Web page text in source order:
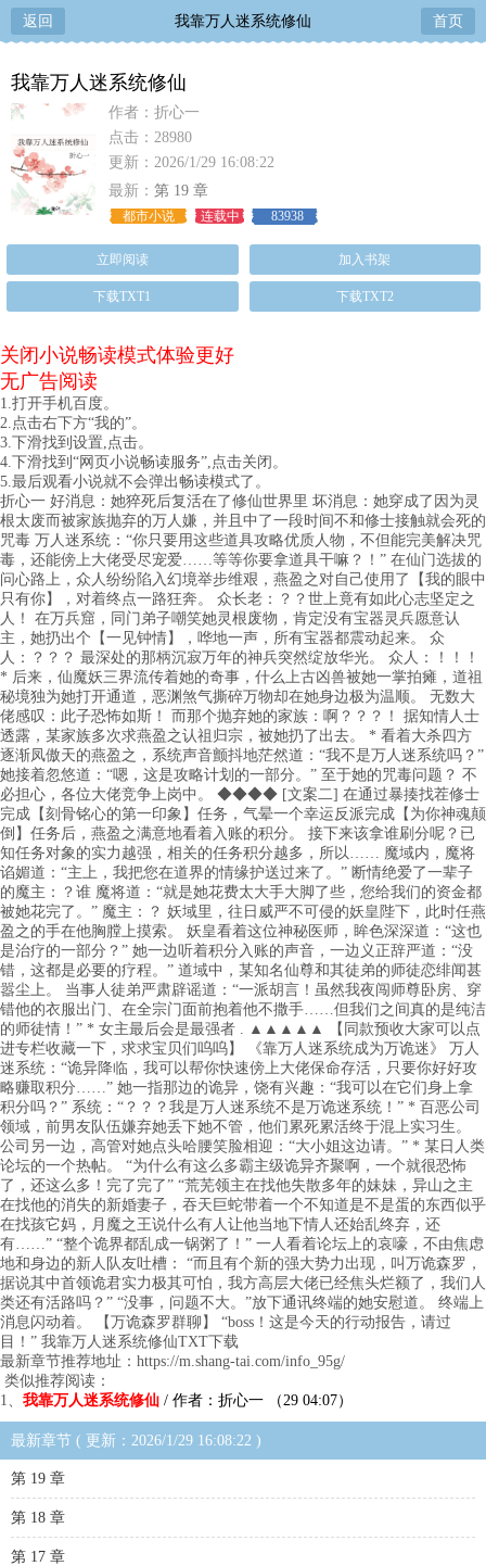
返回 我靠万人迷系统修仙 首页
我靠万人迷系统修仙
作者：折心一
点击：28980
更新：2026/1/29 16:08:22
最新： 第 19 章
都市小说 连载中 83938
立即阅读 加入书架
下载TXT1 下载TXT2
关闭小说畅读模式体验更好
无广告阅读
1.打开手机百度。
2.点击右下方“我的”。
3.下滑找到设置,点击。
4.下滑找到“网页小说畅读服务”,点击关闭。
5.最后观看小说就不会弹出畅读模式了。
折心一 好消息：她猝死后复活在了修仙世界里 坏消息：她穿成了因为灵
根太废而被家族抛弃的万人嫌，并且中了一段时间不和修士接触就会死的
咒毒 万人迷系统：“你只要用这些道具攻略优质人物，不但能完美解决咒
毒，还能傍上大佬受尽宠爱……等等你要拿道具干嘛？！” 在仙门选拔的
问心路上，众人纷纷陷入幻境举步维艰，燕盈之对自己使用了【我的眼中
只有你】，对着终点一路狂奔。 众长老：？？世上竟有如此心志坚定之
人！ 在万兵窟，同门弟子嘲笑她灵根废物，肯定没有宝器灵兵愿意认
主，她扔出个【一见钟情】，哗地一声，所有宝器都震动起来。 众
人：？？？ 最深处的那柄沉寂万年的神兵突然绽放华光。 众人：！！！
* 后来，仙魔妖三界流传着她的奇事，什么上古凶兽被她一掌拍瘫，道祖
秘境独为她打开通道，恶渊煞气撕碎万物却在她身边极为温顺。 无数大
佬感叹：此子恐怖如斯！ 而那个抛弃她的家族：啊？？？！ 据知情人士
透露，某家族多次求燕盈之认祖归宗，被她扔了出去。 * 看着大杀四方
逐渐凤傲天的燕盈之，系统声音颤抖地茫然道：“我不是万人迷系统吗？”
她接着忽悠道：“嗯，这是攻略计划的一部分。” 至于她的咒毒问题？ 不
必担心，各位大佬竞争上岗中。 ◆◆◆◆ [文案二] 在通过暴揍找茬修士
完成【刻骨铭心的第一印象】任务，气晕一个幸运反派完成【为你神魂颠
倒】任务后，燕盈之满意地看着入账的积分。 接下来该拿谁刷分呢？已
知任务对象的实力越强，相关的任务积分越多，所以…… 魔域内，魔将
谄媚道：“主上，我把您在道界的情缘护送过来了。” 断情绝爱了一辈子
的魔主：？谁 魔将道：“就是她花费太大手大脚了些，您给我们的资金都
被她花完了。” 魔主：？ 妖域里，往日威严不可侵的妖皇陛下，此时任燕
盈之的手在他胸膛上摸索。 妖皇看着这位神秘医师，眸色深深道：“这也
是治疗的一部分？” 她一边听着积分入账的声音，一边义正辞严道：“没
错，这都是必要的疗程。” 道域中，某知名仙尊和其徒弟的师徒恋绯闻甚
嚣尘上。 当事人徒弟严肃辟谣道：“一派胡言！虽然我夜闯师尊卧房、穿
错他的衣服出门、在全宗门面前抱着他不撒手……但我们之间真的是纯洁
的师徒情！” * 女主最后会是最强者 . ▲▲▲▲▲ 【同款预收大家可以点
进专栏收藏一下，求求宝贝们呜呜】 《靠万人迷系统成为万诡迷》 万人
迷系统：“诡异降临，我可以帮你快速傍上大佬保命存活，只要你好好攻
略赚取积分……” 她一指那边的诡异，饶有兴趣：“我可以在它们身上拿
积分吗？” 系统：“？？？我是万人迷系统不是万诡迷系统！” * 百恶公司
领域，前男友队伍嫌弃她丢下她不管，他们累死累活终于混上实习生。
公司另一边，高管对她点头哈腰笑脸相迎：“大小姐这边请。” * 某日人类
论坛的一个热帖。 “为什么有这么多霸主级诡异齐聚啊，一个就很恐怖
了，还这么多！完了完了” “荒芜领主在找他失散多年的妹妹，异山之主
在找他的消失的新婚妻子，吞天巨蛇带着一个不知道是不是蛋的东西似乎
在找孩它妈，月魔之王说什么有人让他当地下情人还始乱终弃，还
有……” “整个诡界都乱成一锅粥了！” 一人看着论坛上的哀嚎，不由焦虑
地和身边的新人队友吐槽： “而且有个新的强大势力出现，叫万诡森罗，
据说其中首领诡君实力极其可怕，我方高层大佬已经焦头烂额了，我们人
类还有活路吗？” “没事，问题不大。”放下通讯终端的她安慰道。 终端上
消息闪动着。 【万诡森罗群聊】 “boss！这是今天的行动报告，请过
目！” 我靠万人迷系统修仙TXT下载
最新章节推荐地址：https://m.shang-tai.com/info_95g/
类似推荐阅读：
1、 我靠万人迷系统修仙 / 作者：折心一 （29 04:07）
最新章节 ( 更新：2026/1/29 16:08:22 )
第 19 章
第 18 章
第 17 章